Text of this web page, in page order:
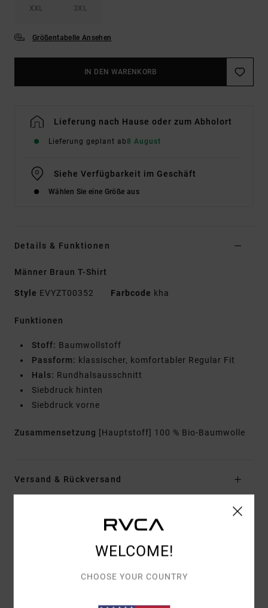
XXL 3XL
Größentabelle Ansehen
IN DEN WARENKORB
Lieferung nach Hause oder zum Abholort
Lieferung geplant ab8 August
Siehe Verfügbarkeit im Geschäft
Wählen Sie eine Größe aus
Details & Funktionen
Männer Braun T-Shirt
Style EVYZT00352 Farbcode kha
Funktionen
Stoff: Baumwollstoff
Passform: klassischer, komfortabler Regular Fit
Hals: Rundhalsausschnitt
Siebdruck hinten
Siebdruck vorne
Zusammensetzung [Hauptstoff] 100 % Bio-Baumwolle
Versand & Rückversand
Kundenbewertungen
DURCHSCHNITTLICHE BEWERTUNG
4.0/5
WELCOME!
CHOOSE YOUR COUNTRY